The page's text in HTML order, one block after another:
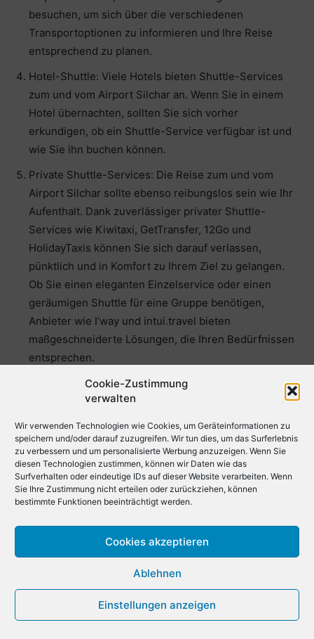
Cookie-Zustimmung
verwalten
Wir verwenden Technologien wie Cookies, um Geräteinformationen zu
speichern und/oder darauf zuzugreifen. Wir tun dies, um das Surferlebnis
zu verbessern und um personalisierte Werbung anzuzeigen. Wenn Sie
diesen Technologien zustimmen, können wir Daten wie das
Surfverhalten oder eindeutige IDs auf dieser Website verarbeiten. Wenn
Sie Ihre Zustimmung nicht erteilen oder zurückziehen, können
bestimmte Funktionen beeinträchtigt werden.
Cookies akzeptieren
Ablehnen
Einstellungen anzeigen
besuchen, um sich über die verschiedenen
Transportoptionen zu informieren und Ihre Reise
entsprechend zu planen.
Hotel-Shuttle: Viele Hotels bieten Shuttle-Services
zum und vom Airport Silchar an. Wenn Sie in einem
Hotel übernachten, sollten Sie sich vorher
erkundigen, ob ein Shuttle-Service verfügbar ist und
wie Sie ihn buchen können.
Private Shuttle-Services: Die Reise zum und vom
Airport Silchar sollte ebenso reibungslos sein wie Ihr
Aufenthalt. Dank zuverlässiger privater Shuttle-
Services wie Kiwitaxi, GetTransfer, 12Go und
HolidayTaxis können Sie sich darauf verlassen,
pünktlich und in Komfort zu Ihrem Ziel zu gelangen.
Ob Sie einen eleganten Einzelservice oder einen
geräumigen Shuttle für eine Gruppe benötigen,
Anbieter wie I’way und intui.travel bieten
maßgeschneiderte Lösungen, die Ihren Bedürfnissen
entsprechen.
Diese Dienstleister sind vorab buchbar, was Ihnen
sondern auch eine bequeme und sichere
Rückholmöglichkeit nach Ihrem Besuch im Airport
Silchar garantiert. Hunderte von Reisenden vertrauen
diesen Services täglich – machen Sie es ihnen nach!
Shuttle-Optionen entscheiden, können Sie bequem und
reibungslos am Airport Silchar ankommen oder
Wie finde ich eine günstige